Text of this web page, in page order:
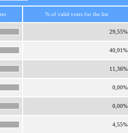
% of valid votes for the list
29,55%
40,91%
11,36%
0,00%
0,00%
4,55%